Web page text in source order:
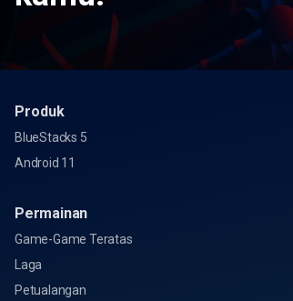
Produk
BlueStacks 5
Android 11
Permainan
Game-Game Teratas
Laga
Petualangan